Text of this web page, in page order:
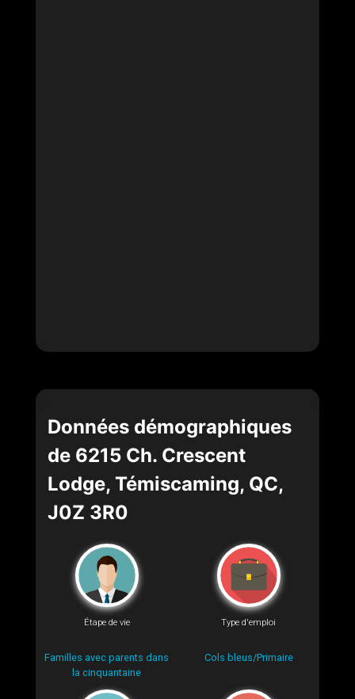
Données démographiques
de 6215 Ch. Crescent
Lodge, Témiscaming, QC,
J0Z 3R0
Étape de vie
Familles avec parents dans
la cinquantaine
Type d'emploi
Cols bleus/Primaire